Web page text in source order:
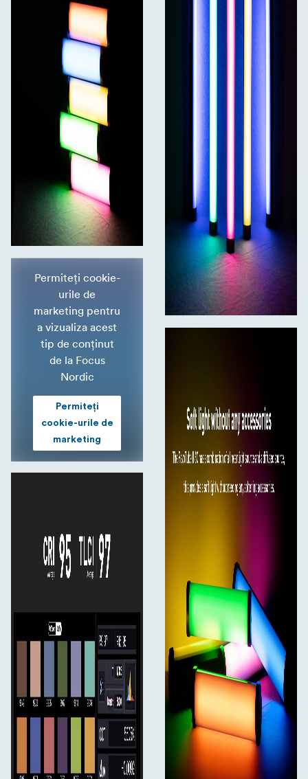
Permiteți cookie-
urile de
marketing pentru
a vizualiza acest
tip de conținut
de la Focus
Nordic
Permiteți
cookie-urile de
marketing